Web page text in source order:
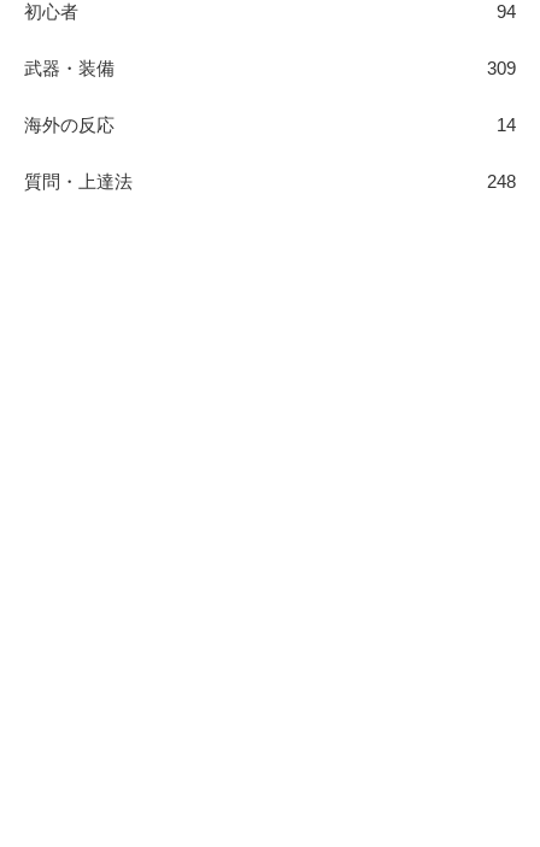
初心者 94
武器・装備 309
海外の反応 14
質問・上達法 248